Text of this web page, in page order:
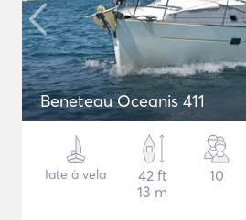
Beneteau Oceanis 411
Iate à vela
42 ft
13 m
10